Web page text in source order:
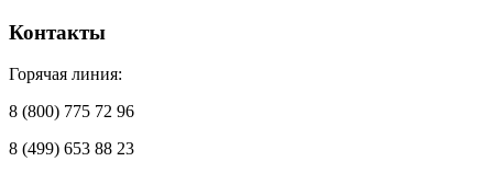
Контакты
Горячая линия:
8 (800) 775 72 96
8 (499) 653 88 23